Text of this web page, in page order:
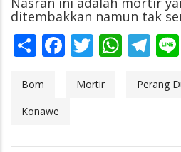
ditembakkan namun tak
ShareFacebook
Twitter
Bom Mortir Perang
Konawe